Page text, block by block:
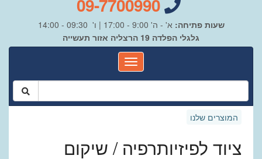
שעות פתיחה: א' - ה' 9:00 - 17:00 | ו' 09:30 - 14:00
גלגלי הפלדה 19 הרצליה אזור תעשייה
המוצרים שלנו
ציוד לפיזיותרפיה / שיקום